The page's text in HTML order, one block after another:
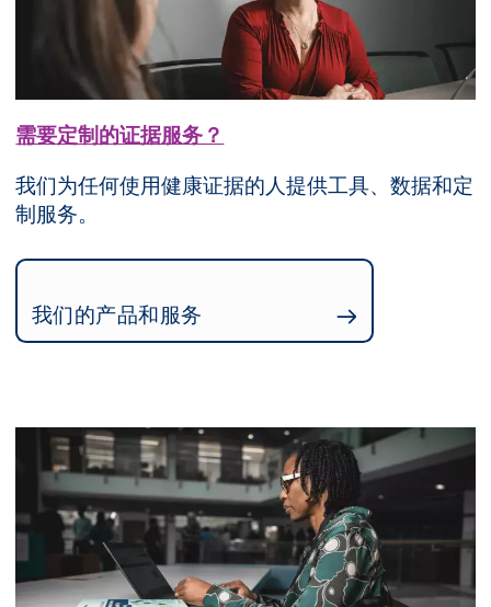
需要定制的证据服务？
我们为任何使用健康证据的人提供工具、数据和定
制服务。
我们的产品和服务